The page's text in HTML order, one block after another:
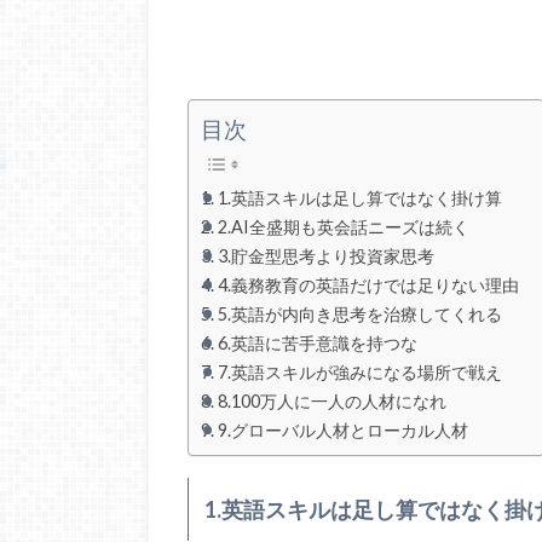
目次
1.英語スキルは足し算ではなく掛け算
2.AI全盛期も英会話ニーズは続く
3.貯金型思考より投資家思考
4.義務教育の英語だけでは足りない理由
5.英語が内向き思考を治療してくれる
6.英語に苦手意識を持つな
7.英語スキルが強みになる場所で戦え
8.100万人に一人の人材になれ
9.グローバル人材とローカル人材
1.英語スキルは足し算ではなく掛